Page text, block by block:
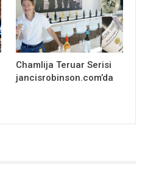
Chamlija Teruar Serisi
jancisrobinson.com’da